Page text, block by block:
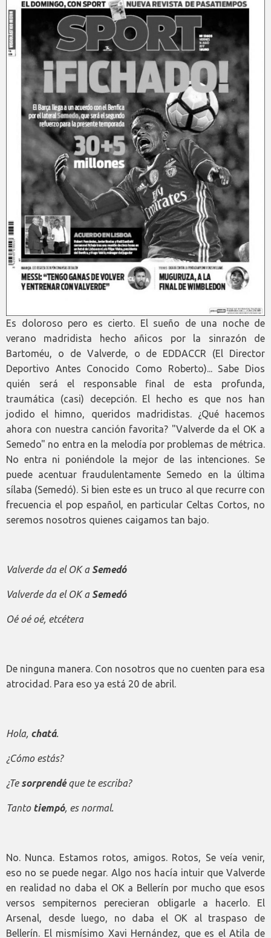
Es doloroso pero es cierto. El sueño de una noche de
verano madridista hecho añicos por la sinrazón de
Bartoméu, o de Valverde, o de EDDACCR (El Director
Deportivo Antes Conocido Como Roberto)... Sabe Dios
quién será el responsable final de esta profunda,
traumática (casi) decepción. El hecho es que nos han
jodido el himno, queridos madridistas. ¿Qué hacemos
ahora con nuestra canción favorita? "Valverde da el OK a
Semedo" no entra en la melodía por problemas de métrica.
No entra ni poniéndole la mejor de las intenciones. Se
puede acentuar fraudulentamente Semedo en la última
sílaba (Semedó). Si bien este es un truco al que recurre con
frecuencia el pop español, en particular Celtas Cortos, no
seremos nosotros quienes caigamos tan bajo.
Valverde da el OK aSemedó
Valverde da el OK aSemedó
Oé oé oé, etcétera
De ninguna manera. Con nosotros que no cuenten para esa
atrocidad. Para eso ya está 20 de abril.
Hola, chatá.
¿Cómo estás?
¿Te sorprendéque te escriba?
Tanto tiempó, es normal.
No. Nunca. Estamos rotos, amigos. Rotos, Se veía venir,
eso no se puede negar. Algo nos hacía intuir que Valverde
en realidad no daba el OK a Bellerín por mucho que esos
versos sempiternos perecieran obligarle a hacerlo. El
Arsenal, desde luego, no daba el OK al traspaso de
Bellerín. El mismísimo Xavi Hernández, que es el Atila de